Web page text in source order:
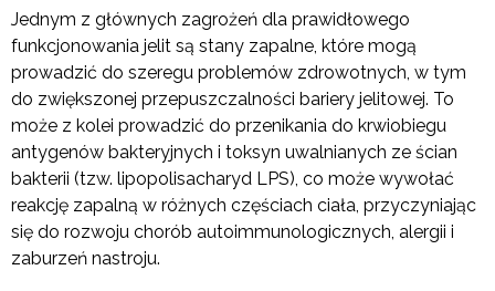
Jednym z głównych zagrożeń dla prawidłowego
funkcjonowania jelit są stany zapalne, które mogą
prowadzić do szeregu problemów zdrowotnych, w tym
do zwiększonej przepuszczalności bariery jelitowej. To
może z kolei prowadzić do przenikania do krwiobiegu
antygenów bakteryjnych i toksyn uwalnianych ze ścian
bakterii (tzw. lipopolisacharyd LPS), co może wywołać
reakcję zapalną w różnych częściach ciała, przyczyniając
się do rozwoju chorób autoimmunologicznych, alergii i
zaburzeń nastroju.